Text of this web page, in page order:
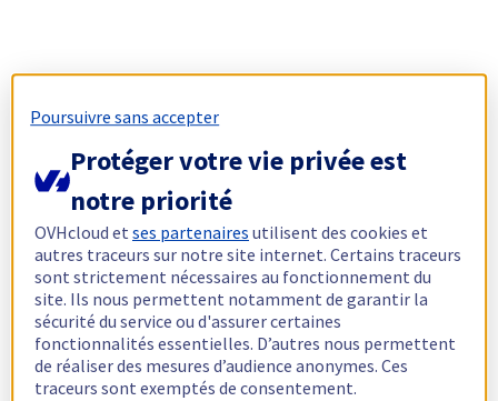
Poursuivre sans accepter
Protéger votre vie privée est
notre priorité
OVHcloud etses partenaires utilisent des cookies et
autres traceurs sur notre site internet. Certains traceurs
sont strictement nécessaires au fonctionnement du
site. Ils nous permettent notamment de garantir la
sécurité du service ou d'assurer certaines
fonctionnalités essentielles. D’autres nous permettent
de réaliser des mesures d’audience anonymes. Ces
traceurs sont exemptés de consentement.